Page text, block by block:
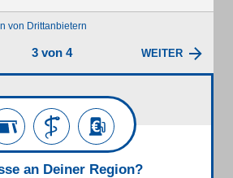
von Drittanbietern
3 von 4 WEITER
an Deiner Region?